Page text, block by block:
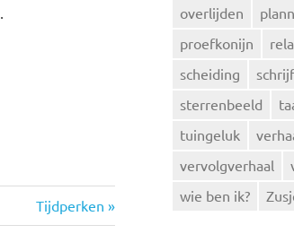
Volgende
bericht:
Tijdperken
overlijden
proefkonijn
scheiding
sterrenbeeld
tuingeluk
vervolgverhaal
wie ben ik?